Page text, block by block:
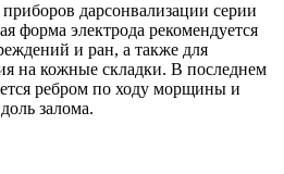
дарсонвализации серии
форма электрода рекомендуется
и ран, а также для
на кожные складки. В последнем
ребром по ходу морщины и
залома.